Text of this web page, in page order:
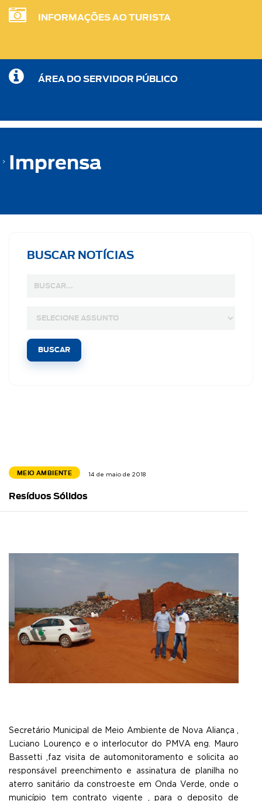
INFORMAÇÕES AO TURISTA
ÁREA DO SERVIDOR PÚBLICO
Imprensa
BUSCAR NOTÍCIAS
MEIO AMBIENTE 14 de maio de 2018
Resíduos Sólidos
Secretário Municipal de Meio Ambiente de Nova Aliança ,
Luciano Lourenço e o interlocutor do PMVA eng. Mauro
Bassetti ,faz visita de automonitoramento e solicita ao
responsável preenchimento e assinatura de planilha no
aterro sanitário da constroeste em Onda Verde, onde o
município tem contrato vigente , para o deposito de